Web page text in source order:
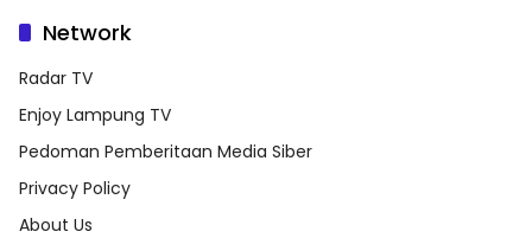
Network
Radar TV
Enjoy Lampung TV
Pedoman Pemberitaan Media Siber
Privacy Policy
About Us